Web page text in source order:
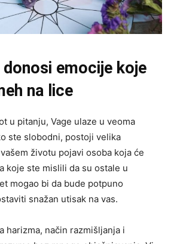
donosi emocije koje
na lice
u pitanju, Vage ulaze u veoma
ste slobodni, postoji velika
životu pojavi osoba koja će
koje ste mislili da su ostale u
mogao bi da bude potpuno
snažan utisak na vas.
harizma, način razmišljanja i